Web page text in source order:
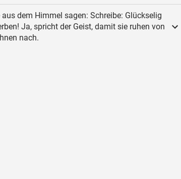
dem Himmel sagen: Schreibe: Glückselig
Ja, spricht der Geist, damit sie ruhen von
nach.